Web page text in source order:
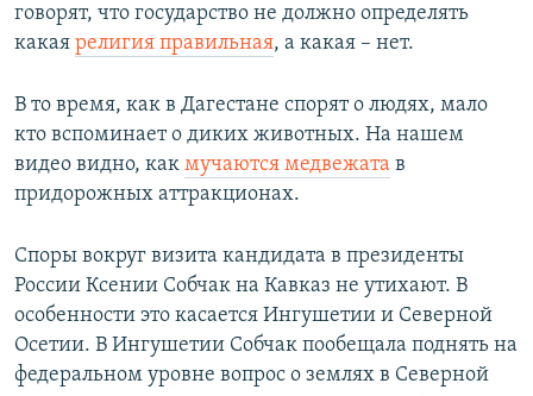
говорят, что государство не должно определять
какая религия правильная, а какая – нет.
В то время, как в Дагестане спорят о людях, мало
кто вспоминает о диких животных. На нашем
видео видно, как мучаются медвежата в
придорожных аттракционах.
Споры вокруг визита кандидата в президенты
России Ксении Собчак на Кавказ не утихают. В
особенности это касается Ингушетии и Северной
Осетии. В Ингушетии Собчак пообещала поднять на
федеральном уровне вопрос о землях в Северной